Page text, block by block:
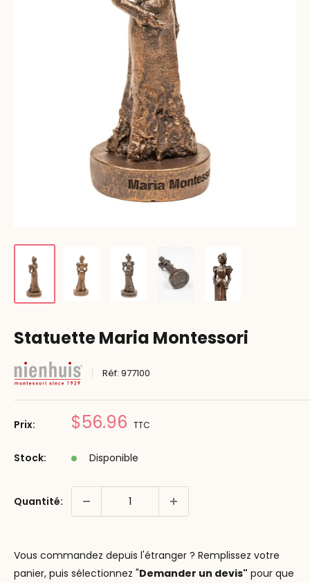
Statuette Maria Montessori
Réf:977100
Prix: Prix
$56.96 TTC
Stock: Disponible
Quantité:
Vous commandez depuis l'étranger ? Remplissez votre
panier, puis sélectionnez "Demander un devis" pour que